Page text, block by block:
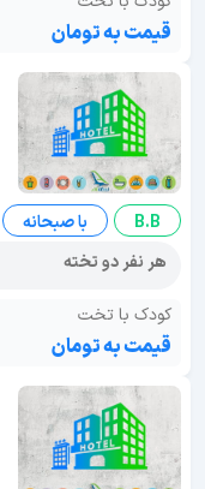
قیمت به تومان
B.B
با صبحانه
هر نفر دو تخته
کودک با تخت
قیمت به تومان